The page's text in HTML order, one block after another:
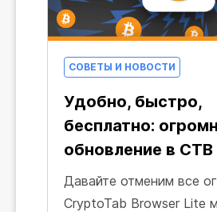
реальный доход!
СОВЕТЫ И НОВОСТИ
Удобно, быстро,
бесплатно:
обновление в
Давайте отменим все
CryptoTab Browser Lite